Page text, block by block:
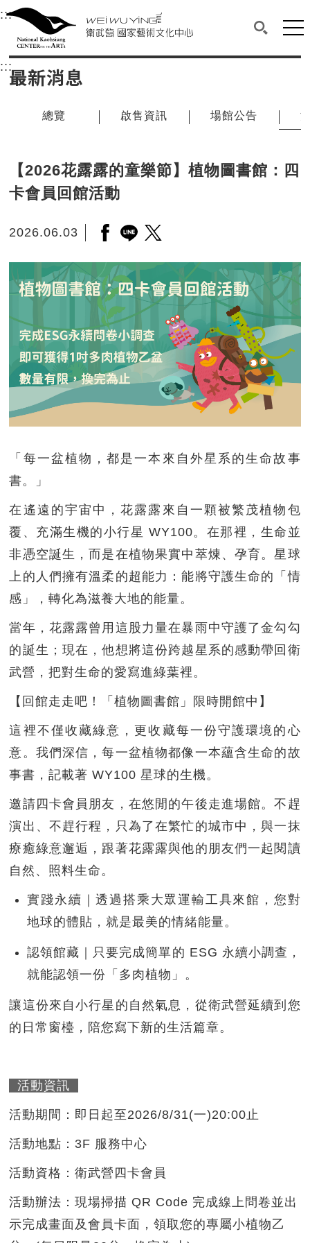
衛武營國家藝術文化中心
中央內容區塊，為本頁主要內容區。
:::選單連結區塊，此區塊列有本網站主要連結。
衛武營國家藝術文化中心
搜尋(開
網
:::中央內容區塊，為本頁主要內容區。
最新消息
總覽 啟售資訊 場館公告
【2026花露露的童樂節】植物圖書館：四
卡會員回館活動
2026.06.03 另開新視窗分享至facebook
另開新視窗分享至line
另開新視窗分享至twitter
「每一盆植物，都是一本來自外星系的生命故事
書。」
在遙遠的宇宙中，花露露來自一顆被繁茂植物包
覆、充滿生機的小行星 WY100。在那裡，生命並
非憑空誕生，而是在植物果實中萃煉、孕育。星球
上的人們擁有溫柔的超能力：能將守護生命的「情
感」，轉化為滋養大地的能量。
當年，花露露曾用這股力量在暴雨中守護了金勾勾
的誕生；現在，他想將這份跨越星系的感動帶回衛
武營，把對生命的愛寫進綠葉裡。
【回館走走吧！「植物圖書館」限時開館中】
這裡不僅收藏綠意，更收藏每一份守護環境的心
意。我們深信，每一盆植物都像一本蘊含生命的故
事書，記載著 WY100 星球的生機。
邀請四卡會員朋友，在悠閒的午後走進場館。不趕
演出、不趕行程，只為了在繁忙的城市中，與一抹
療癒綠意邂逅，跟著花露露與他的朋友們一起閱讀
自然、照料生命。
實踐永續｜透過搭乘大眾運輸工具來館，您對
地球的體貼，就是最美的情緒能量。
認領館藏｜只要完成簡單的 ESG 永續小調查，
就能認領一份「多肉植物」。
讓這份來自小行星的自然氣息，從衛武營延續到您
的日常窗檯，陪您寫下新的生活篇章。
活動資訊
活動期間：即日起至2026/8/31(一)20:00止
活動地點：3F 服務中心
活動資格：衛武營四卡會員
活動辦法：現場掃描 QR Code 完成線上問卷並出
示完成畫面及會員卡面，領取您的專屬小植物乙